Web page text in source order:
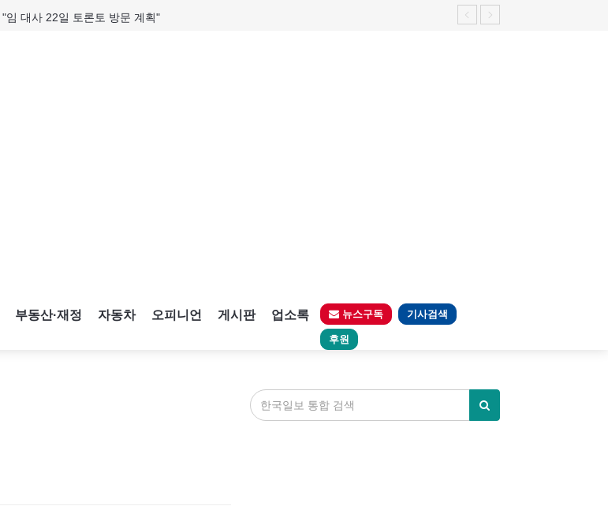
"임 대사 22일 토론토 방문 계획"
부동산·재정 자동차 오피니언 게시판 업소록 뉴스구독 기사검색
후원